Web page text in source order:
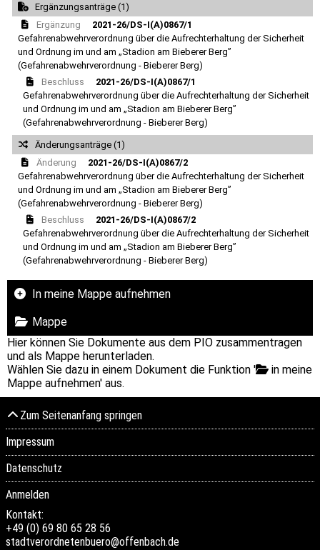
Ergänzungsanträge (1)
Ergänzung
2021-26/DS-I(A)0867/1
Gefahrenabwehrverordnung über die Aufrechterhaltung der Sicherheit
und Ordnung im und am „Stadion am Bieberer Berg”
(Gefahrenabwehrverordnung - Bieberer Berg)
Beschluss
2021-26/DS-I(A)0867/1
Gefahrenabwehrverordnung über die Aufrechterhaltung der Sicherheit
und Ordnung im und am „Stadion am Bieberer Berg”
(Gefahrenabwehrverordnung - Bieberer Berg)
Änderungsanträge (1)
Änderung
2021-26/DS-I(A)0867/2
Gefahrenabwehrverordnung über die Aufrechterhaltung der Sicherheit
und Ordnung im und am „Stadion am Bieberer Berg”
(Gefahrenabwehrverordnung - Bieberer Berg)
Beschluss
2021-26/DS-I(A)0867/2
Gefahrenabwehrverordnung über die Aufrechterhaltung der Sicherheit
und Ordnung im und am „Stadion am Bieberer Berg”
(Gefahrenabwehrverordnung - Bieberer Berg)
In meine Mappe aufnehmen
Mappe
Hier können Sie Dokumente aus dem PIO zusammentragen
und als Mappe herunterladen.
Wählen Sie dazu in einem Dokument die Funktion '
in meine
Mappe aufnehmen' aus.
Zum Seitenanfang springen
Impressum
Datenschutz
Anmelden
Kontakt:
+49 (0) 69 80 65 28 56
stadtverordnetenbuero@offenbach.de